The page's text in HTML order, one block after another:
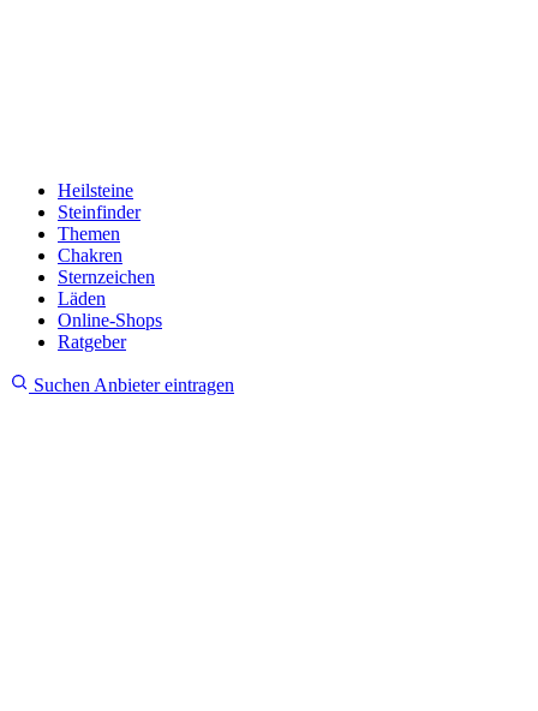
Heilsteine
Steinfinder
Themen
Chakren
Sternzeichen
Läden
Online-Shops
Ratgeber
Suchen Anbieter eintragen